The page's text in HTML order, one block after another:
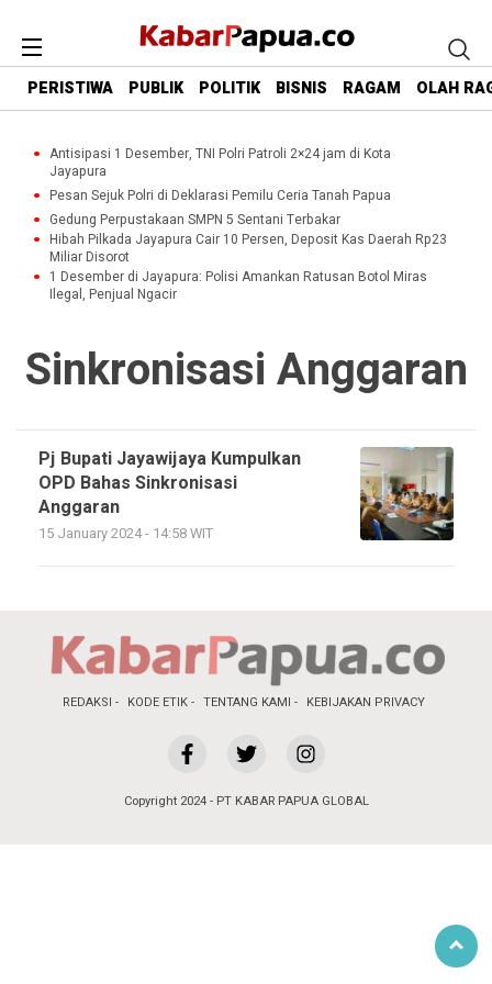
PERISTIWA PUBLIK POLITIK BISNIS RAGAM OLAH
Antisipasi 1 Desember, TNI Polri Patroli 2×24 jam di Kota
Jayapura
Pesan Sejuk Polri di Deklarasi Pemilu Ceria Tanah Papua
Gedung Perpustakaan SMPN 5 Sentani Terbakar
Hibah Pilkada Jayapura Cair 10 Persen, Deposit Kas Daerah Rp23
Miliar Disorot
1 Desember di Jayapura: Polisi Amankan Ratusan Botol Miras
Ilegal, Penjual Ngacir
Sinkronisasi Anggaran
Pj Bupati Jayawijaya Kumpulkan
OPD Bahas Sinkronisasi
Anggaran
15 January 2024 - 14:58 WIT
REDAKSI KODE ETIK TENTANG KAMI KEBIJAKAN PRIVACY
Copyright 2024 - PT KABAR PAPUA GLOBAL